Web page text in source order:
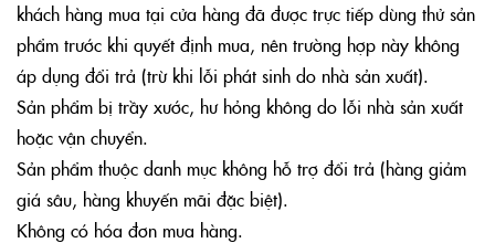
khách hàng mua tại cửa hàng đã được trực tiếp dùng thử sản
phẩm trước khi quyết định mua, nên trường hợp này không
áp dụng đổi trả (trừ khi lỗi phát sinh do nhà sản xuất).
Sản phẩm bị trầy xước, hư hỏng không do lỗi nhà sản xuất
hoặc vận chuyển.
Sản phẩm thuộc danh mục không hỗ trợ đổi trả (hàng giảm
giá sâu, hàng khuyến mãi đặc biệt).
Không có hóa đơn mua hàng.